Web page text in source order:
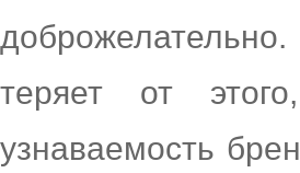
теряет от
узнаваемость